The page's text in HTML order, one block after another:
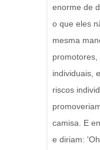
enorme de
o que eles
mesma
individuais,
riscos
camisa. E
e diriam: